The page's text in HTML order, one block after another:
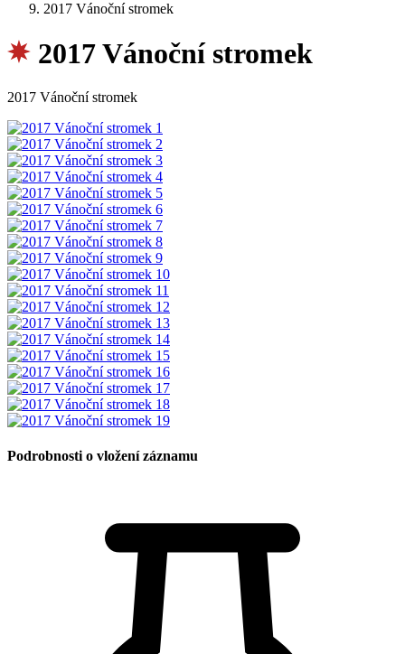
2017 Vánoční stromek
2017 Vánoční stromek
2017 Vánoční stromek
Podrobnosti o vložení záznamu